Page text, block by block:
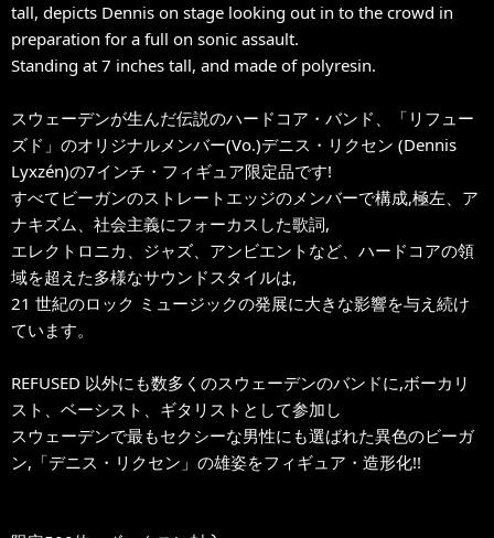
tall, depicts Dennis on stage looking out in to the crowd in
preparation for a full on sonic assault.
Standing at 7 inches tall, and made of polyresin.
スウェーデンが生んだ伝説のハードコア・バンド、「リフュー
ズド」のオリジナルメンバー(Vo.)デニス・リクセン (Dennis
Lyxzén)の7インチ・フィギュア限定品です!
すべてビーガンのストレートエッジのメンバーで構成,極左、ア
ナキズム、社会主義にフォーカスした歌詞,
エレクトロニカ、ジャズ、アンビエントなど、ハードコアの領
域を超えた多様なサウンドスタイルは,
21 世紀のロック ミュージックの発展に大きな影響を与え続け
ています。
REFUSED 以外にも数多くのスウェーデンのバンドに,ボーカリ
スト、ベーシスト、ギタリストとして参加し
スウェーデンで最もセクシーな男性にも選ばれた異色のビーガ
ン,「デニス・リクセン」の雄姿をフィギュア・造形化!!